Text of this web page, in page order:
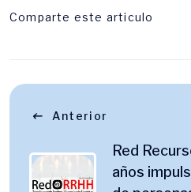
Comparte este articulo
Anterior
Red
años